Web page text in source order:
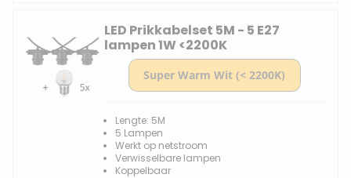
LED Prikkabelset 5M - 5 E27
lampen 1W <2200K
Lengte: 5M
5 Lampen
Werkt op netstroom
Verwisselbare lampen
Koppelbaar